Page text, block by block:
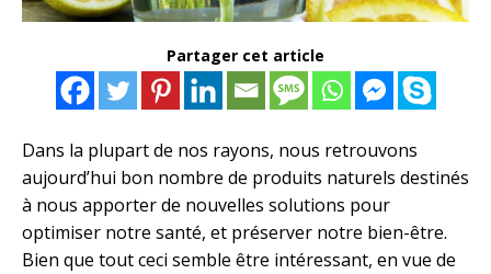
Partager cet article
Dans la plupart de nos rayons, nous retrouvons
aujourd’hui bon nombre de produits naturels destinés
à nous apporter de nouvelles solutions pour
optimiser notre santé, et préserver notre bien-être.
Bien que tout ceci semble être intéressant, en vue de